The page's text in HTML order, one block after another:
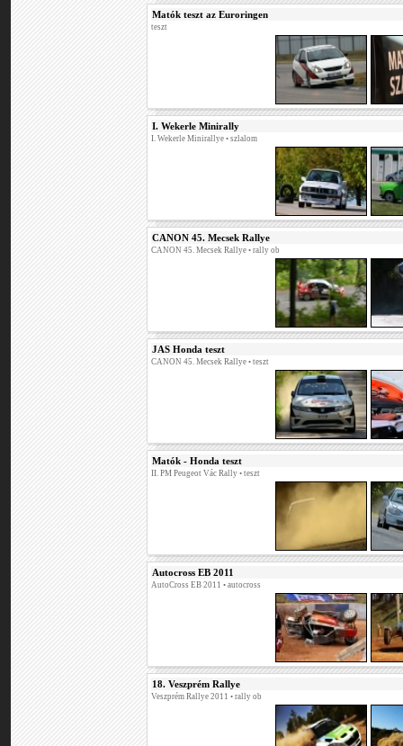
Matók teszt az Euroringen
teszt
I. Wekerle Minirally
I. Wekerle Minirallye • szlalom
CANON 45. Mecsek Rallye
CANON 45. Mecsek Rallye • rally ob
JAS Honda teszt
CANON 45. Mecsek Rallye • teszt
Matók - Honda teszt
II. PM Peugeot Vác Rally • teszt
Autocross EB 2011
AutoCross EB 2011 • autocross
18. Veszprém Rallye
Veszprém Rallye 2011 • rally ob